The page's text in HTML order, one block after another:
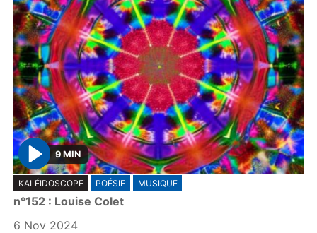
P
l
a
y
9 MIN
KALÉIDOSCOPE POÉSIE MUSIQUE
n°152 : Louise Colet
6 Nov 2024